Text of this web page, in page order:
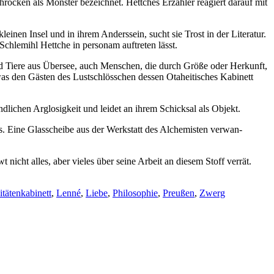
In­sel und in ih­rem An­ders­sein, sucht sie Trost in der Li­te­ra­tur.
Hett­che in per­so­nam auf­tre­ten lässt.
aus Über­see, auch Men­schen, die durch Grö­ße oder Her­kunft,
Gäs­ten des Lust­schlöss­chen des­sen Ot­a­he­iti­sches Ka­bi­nett
Arg­lo­sig­keit und lei­det an ih­rem Schick­sal als Objekt.
Ei­ne Glas­schei­be aus der Werk­statt des Al­che­mis­ten ver­wan­
al­les, aber vie­les über sei­ne Ar­beit an die­sem Stoff verrät.
, Lenné, Liebe, Philosophie, Preußen, Zwerg